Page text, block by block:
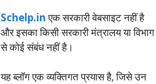
Schelp.inएक सरकारी वेबसाइट नहीं है
और इसका किसी सरकारी मंत्रालय या विभाग
से कोई संबंध नहीं है।
यह ब्लॉग एक व्यक्तिगत प्रयास है, जिसे उन